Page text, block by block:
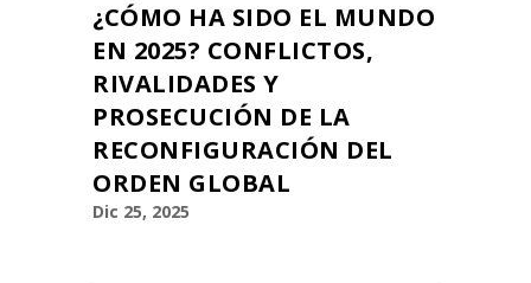
¿CÓMO HA SIDO EL MUNDO
EN 2025? CONFLICTOS,
RIVALIDADES Y
PROSECUCIÓN DE LA
RECONFIGURACIÓN DEL
ORDEN GLOBAL
Dic 25, 2025